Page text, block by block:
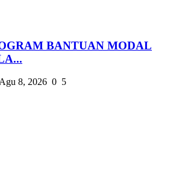
BANTUAN MODAL
Agu 8, 2026 0 5